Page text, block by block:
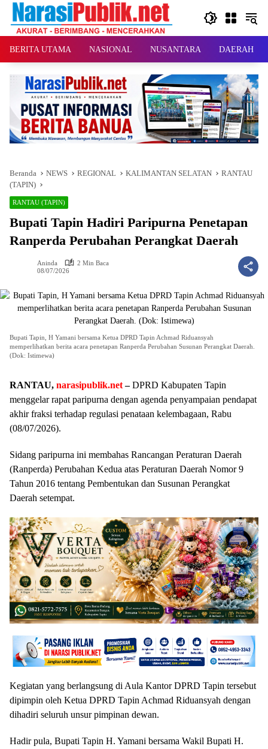
Langsung
konten
BERITA UTAMA NASIONAL NUSANTARA DAERAH
Beranda NEWS REGIONAL KALIMANTAN SELATAN
RANTAU
(TAPIN)
RANTAU (TAPIN)
Bupati Tapin Hadiri Paripurna Penetapan
Ranperda Perubahan Perangkat Daerah
Aninda
2 Min Baca
08/07/2026
Bupati Tapin, H Yamani bersama Ketua DPRD Tapin Achmad Riduansyah
memperlihatkan berita acara penetapan Ranperda Perubahan Susunan Perangkat Daerah.
(Dok: Istimewa)
RANTAU, narasipublik.net–DPRD Kabupaten Tapin
menggelar rapat paripurna dengan agenda penyampaian pendapat
akhir fraksi terhadap regulasi penataan kelembagaan, Rabu
(08/07/2026).
Sidang paripurna ini membahas Rancangan Peraturan Daerah
(Ranperda) Perubahan Kedua atas Peraturan Daerah Nomor 9
Tahun 2016 tentang Pembentukan dan Susunan Perangkat
Daerah setempat.
Kegiatan yang berlangsung di Aula Kantor DPRD Tapin tersebut
dipimpin oleh Ketua DPRD Tapin Achmad Riduansyah dengan
dihadiri seluruh unsur pimpinan dewan.
Hadir pula, Bupati Tapin H. Yamani bersama Wakil Bupati H.